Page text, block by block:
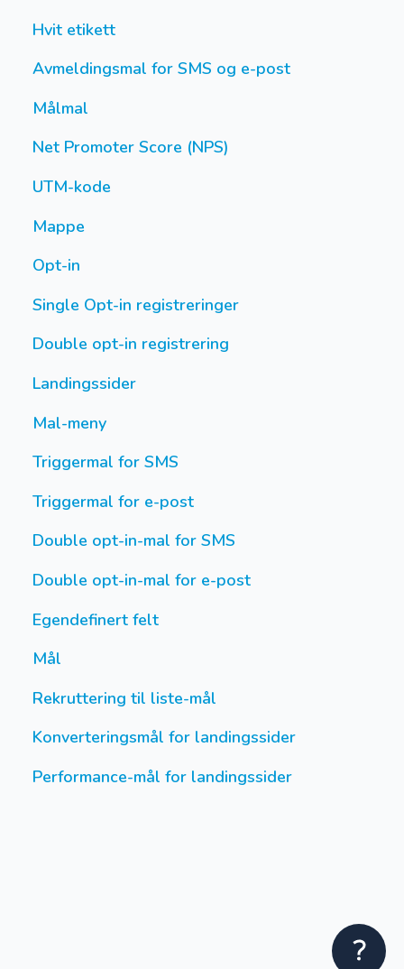
Hvit etikett
Avmeldingsmal for SMS og e-post
Målmal
Net Promoter Score (NPS)
UTM-kode
Mappe
Opt-in
Single Opt-in registreringer
Double opt-in registrering
Landingssider
Mal-meny
Triggermal for SMS
Triggermal for e-post
Double opt-in-mal for SMS
Double opt-in-mal for e-post
Egendefinert felt
Mål
Rekruttering til liste-mål
Konverteringsmål for landingssider
Performance-mål for landingssider